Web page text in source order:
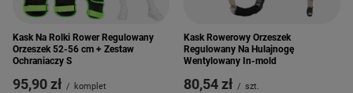
Kask Na Rolki Rower Regulowany
Orzeszek 52-56 cm + Zestaw
Ochraniaczy S
95,90 zł / komplet
Kask Rowerowy Orzeszek
Regulowany Na Hulajnogę
Wentylowany In-mold
80,54 zł / szt.